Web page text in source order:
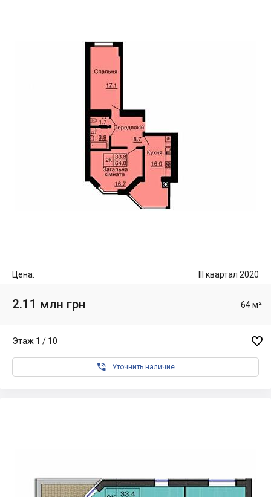
Цена: III квартал 2020
2.11 млн грн 64 м²
Этаж 1 / 10 
 Уточнить наличие